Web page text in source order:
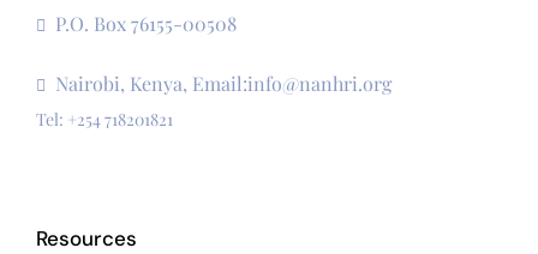
P.O. Box 76155-00508
Nairobi, Kenya, Email:info@nanhri.org
Tel: +254 718201821
Resources